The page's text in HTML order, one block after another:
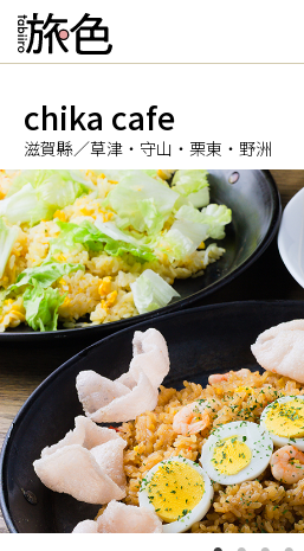
chika cafe
滋賀縣／草津・守山・栗東・野洲